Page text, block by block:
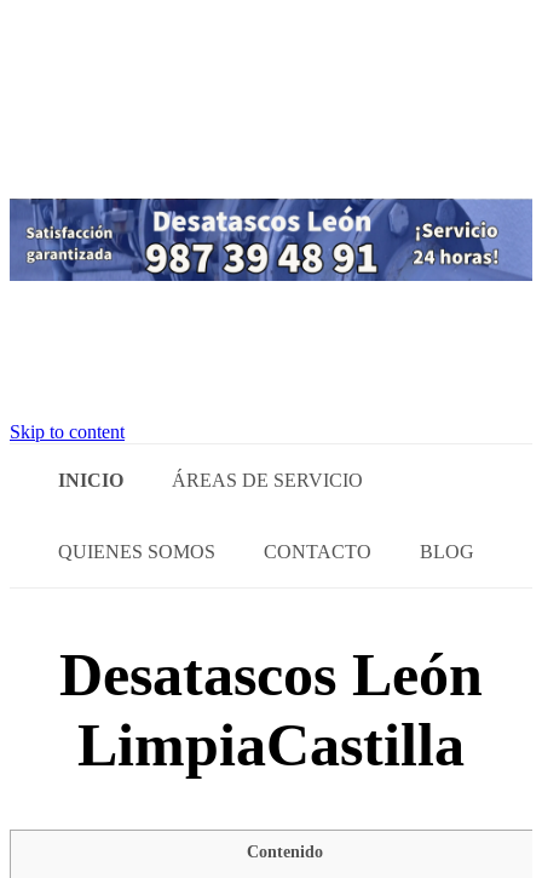
Skip to content
INICIO ÁREAS DE SERVICIO
QUIENES SOMOS CONTACTO BLOG
Desatascos León
LimpiaCastilla
Contenido